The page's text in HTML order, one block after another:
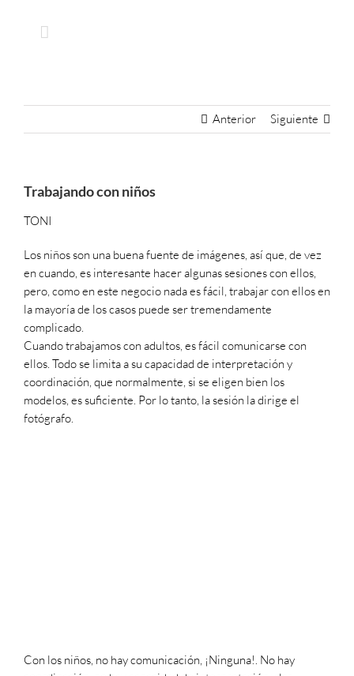
Anterior Siguiente
Trabajando con niños
TONI
Los niños son una buena fuente de imágenes, así que, de vez
en cuando, es interesante hacer algunas sesiones con ellos,
pero, como en este negocio nada es fácil, trabajar con ellos en
la mayoría de los casos puede ser tremendamente
complicado.
Cuando trabajamos con adultos, es fácil comunicarse con
ellos. Todo se limita a su capacidad de interpretación y
coordinación, que normalmente, si se eligen bien los
modelos, es suficiente. Por lo tanto, la sesión la dirige el
fotógrafo.
Con los niños, no hay comunicación, ¡Ninguna!. No hay